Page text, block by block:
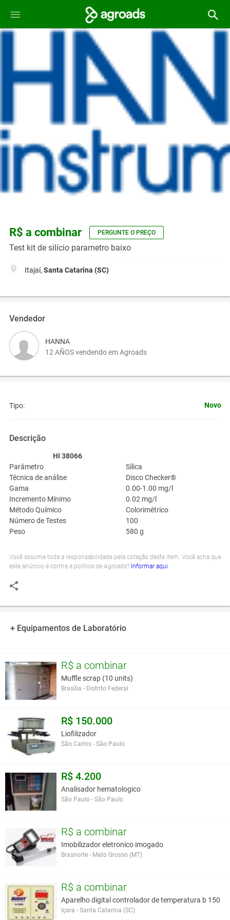
R$ a combinar PERGUNTE O PREÇO
Test kit de silício parametro baixo
Itajaí, Santa Catarina (SC)
Vendedor
HANNA
12 AÑOS vendendo em Agroads
Tipo: Novo
Descrição
HI 38066
Parâmetro
Sílica
Técnica de análise
Disco Checker®
Gama
0.00-1.00 mg/l
Incremento Mínimo
0.02 mg/l
Método Químico
Colorimétrico
Número de Testes
100
Peso
580 g
Você assume toda a responsabilidade pela cotação deste item. Você acha que
este anúncio é contra a política de Agroads? Informar aqui
+ Equipamentos de Laboratório
R$ a combinar
Muffle scrap (10 units)
Brasília - Distrito Federal
R$ 150.000
Liofilizador
São Carlos - São Paulo
R$ 4.200
Analisador hematologico
São Paulo - São Paulo
R$ a combinar
Imobilizador eletronico imogado
Brasnorte - Mato Grosso (MT)
R$ a combinar
Aparelho digital controlador de temperatura b 150
Içara - Santa Catarina (SC)